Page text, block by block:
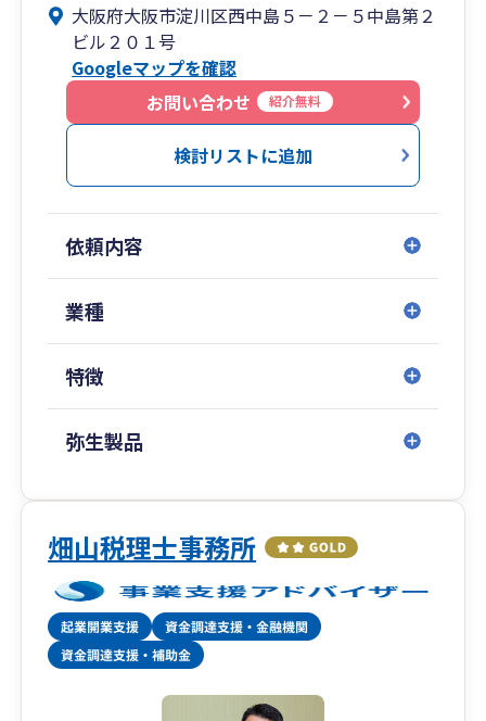
私たちフラッグシップは、税理士の仕事を「税金
の計算」にとどまらず、経営者の最も身近なライ
フパートナーとして「夢を叶えるお手伝いをする
こと」であると考えています。
そのため私たちは業務範囲を限定することなくお
客様と真摯に向き合い、提供するサービスひとつ
ひとつに工夫を凝らし、独自のノウハウを蓄積し
ライフパートナーとして最高品質のサービスをご
提供し、あなたの夢を叶えるお手伝いができるこ
とを楽しみにしています。
大阪府大阪市淀川区西中島５－２－５中島第２
ビル２０１号
Googleマップを確認
お問い合わせ
紹介無料
検討リストに追加
依頼内容
業種
特徴
弥生製品
畑山税理士事務所